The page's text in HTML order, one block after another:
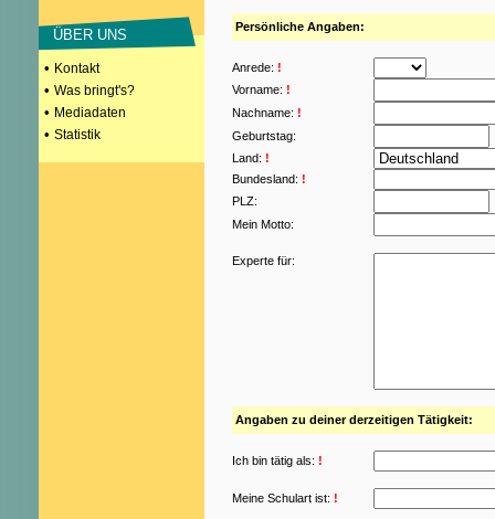
ÜBER UNS
• Kontakt
• Was bringt's?
• Mediadaten
• Statistik
Persönliche Angaben:
Anrede: !
Vorname: !
Nachname: !
Geburtstag:
Land: !
Bundesland: !
PLZ:
Mein Motto:
Experte für:
Angaben zu deiner derzeitigen Tätigkeit:
Ich bin tätig als: !
Meine Schulart ist: !